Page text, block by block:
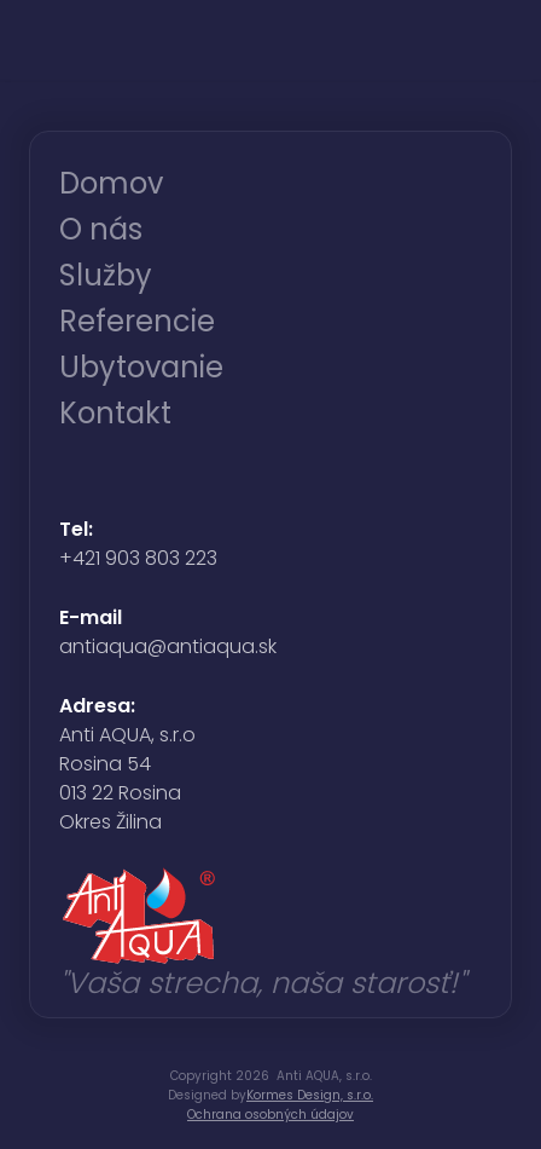
Domov
O nás
Služby
Referencie
Ubytovanie
Kontakt
Tel:
+421 903 803 223
E-mail
antiaqua@antiaqua.sk
Adresa:
Anti AQUA, s.r.o
Rosina 54
013 22 Rosina
Okres Žilina
"Vaša strecha, naša starosť!"
Copyright 2026 Anti AQUA, s.r.o.
Designed byKormes Design, s.r.o.
Ochrana osobných údajov